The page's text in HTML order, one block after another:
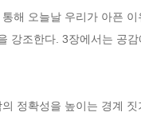
해 오늘날 우리가 아픈
강조한다. 3장에서는 공
정확성을 높이는 경계